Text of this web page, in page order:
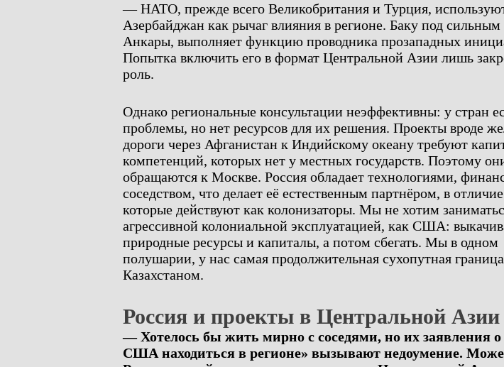
— НАТО, прежде всего Великобритания и Турция,
Азербайджан как рычаг влияния в регионе. Баку под
Анкары, выполняет функцию проводника прозападных
Попытка включить его в формат Центральной Азии лишь
роль.
Однако региональные консультации неэффективны: у стран
проблемы, но нет ресурсов для их решения. Проекты вроде
дороги через Афганистан к Индийскому океану требуют
компетенций, которых нет у местных государств. Поэтому
обращаются к Москве. Россия обладает технологиями,
соседством, что делает её естественным партнёром, в
которые действуют как колонизаторы. Мы не хотим
агрессивной колониальной эксплуатацией, как США:
природные ресурсы и капиталы, а потом сбегать. Мы в одном
полушарии, у нас самая продолжительная сухопутная
Казахстаном.
Россия и проекты в Центральной Азии
— Хотелось бы жить мирно с соседями, но их заявления о
США находиться в регионе» вызывают недоумение.